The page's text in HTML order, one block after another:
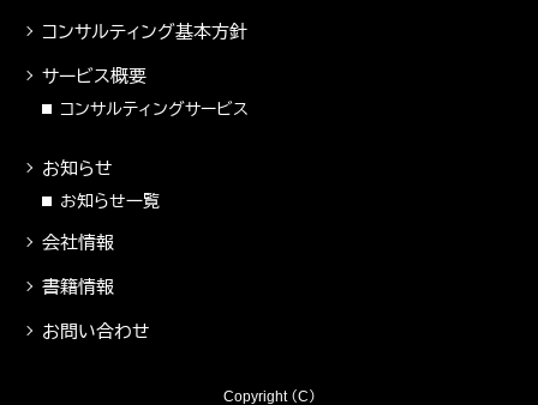
コンサルティング基本方針
サービス概要
コンサルティングサービス
お知らせ
お知らせ一覧
会社情報
書籍情報
お問い合わせ
Copyright （C）